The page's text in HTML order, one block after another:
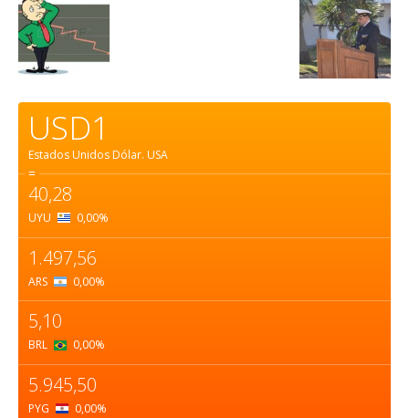
USD1
Estados Unidos Dólar. USA
=
40,28
UYU 0,00%
1.497,56
ARS 0,00%
5,10
BRL 0,00%
5.945,50
PYG 0,00%